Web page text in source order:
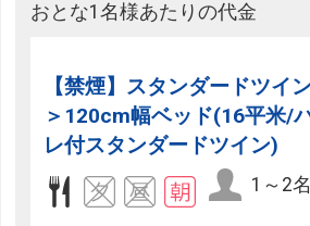
おとな1名様あたりの代金
【禁煙】スタンダードツイ
＞120cm幅ベッド(16平米/
レ付スタンダードツイン)
1～2名